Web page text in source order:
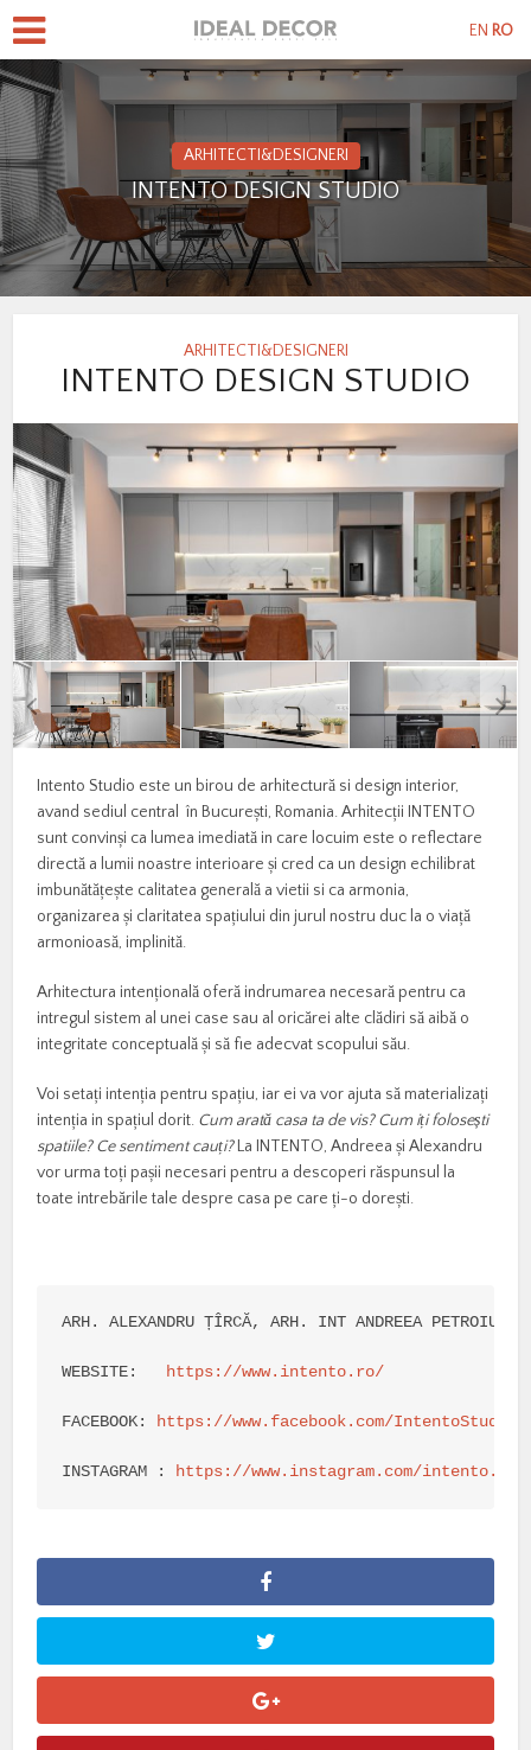
ARHITECTI&DESIGNERI
INTENTO DESIGN STUDIO
ARHITECTI&DESIGNERI
INTENTO DESIGN STUDIO
Intento Studio este un birou de arhitectură si design interior,
avand sediul central în București, Romania. Arhitecții INTENTO
sunt convinși ca lumea imediată in care locuim este o reflectare
directă a lumii noastre interioare și cred ca un design echilibrat
imbunătățește calitatea generală a vietii si ca armonia,
organizarea și claritatea spațiului din jurul nostru duc la o viață
armonioasă, implinită.
Arhitectura intențională oferă indrumarea necesară pentru ca
intregul sistem al unei case sau al oricărei alte clădiri să aibă o
integritate conceptuală și să fie adecvat scopului său.
Voi setați intenția pentru spațiu, iar ei va vor ajuta să materializați
intenția in spațiul dorit. Cum arată casa ta de vis? Cum iți folosești
spatiile? Ce sentiment cauți?La INTENTO, Andreea și Alexandru
vor urma toți pașii necesari pentru a descoperi răspunsul la
toate intrebările tale despre casa pe care ți-o dorești.
ARH. ALEXANDRU ȚÎRCĂ, ARH. INT ANDREEA PETROIU
WEBSITE: https://www.intento.ro/
FACEBOOK: https://www.facebook.com/IntentoStudio
INSTAGRAM : https://www.instagram.com/
EN RO